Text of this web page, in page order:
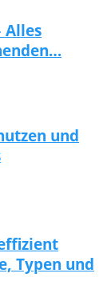
Alles
und
Typen und